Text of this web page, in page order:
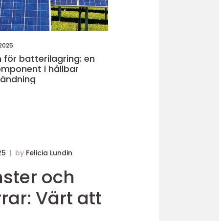
för batterilagring: en
i hållbar
by Felicia Lundin
och
Värt att